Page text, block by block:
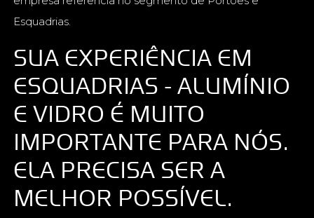
Esquadrias.
SUA EXPERIÊNCIA EM
ESQUADRIAS - ALUMÍNIO
E VIDRO É MUITO
IMPORTANTE PARA NÓS.
ELA PRECISA SER A
MELHOR POSSÍVEL.